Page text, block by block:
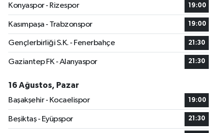
Konyaspor - Rizespor
19:00
Kasımpaşa - Trabzonspor 19:00
Gençlerbirliği S.K. - Fenerbahçe 21:30
Gaziantep FK - Alanyaspor 21:30
16 Ağustos, Pazar
Başakşehir - Kocaelispor
19:00
Beşiktaş - Eyüpspor 21:30